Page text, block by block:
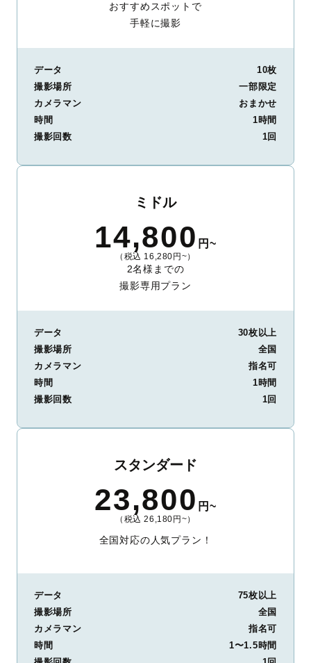
おすすめスポットで
手軽に撮影
データ
10枚
撮影場所
一部限定
カメラマン
おまかせ
時間
1時間
撮影回数
1回
ミドル
14,800 円~
（税込 16,280円~）
2名様までの
撮影専用プラン
データ
30枚以上
撮影場所
全国
カメラマン
指名可
時間
1時間
撮影回数
1回
スタンダード
23,800 円~
（税込 26,180円~）
全国対応の人気プラン！
データ
75枚以上
撮影場所
全国
カメラマン
指名可
時間
1〜1.5時間